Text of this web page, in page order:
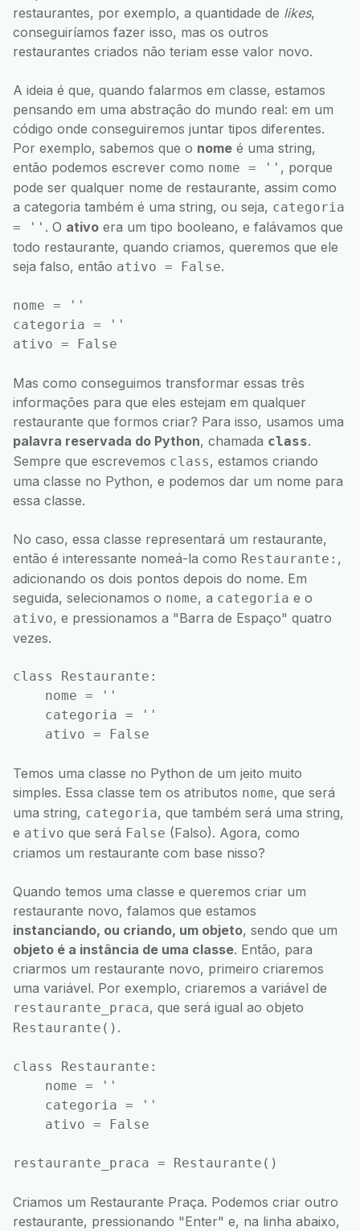
restaurantes, por exemplo, a quantidade de likes,
conseguiríamos fazer isso, mas os outros
restaurantes criados não teriam esse valor novo.
A ideia é que, quando falarmos em classe, estamos
pensando em uma abstração do mundo real: em um
código onde conseguiremos juntar tipos diferentes.
Por exemplo, sabemos que o nome é uma string,
então podemos escrever como nome = '' , porque
pode ser qualquer nome de restaurante, assim como
a categoria também é uma string, ou seja, categoria
= '' . O ativo era um tipo booleano, e falávamos que
todo restaurante, quando criamos, queremos que ele
seja falso, então ativo = False.
nome = ''
categoria = ''
Mas como conseguimos transformar essas três
informações para que eles estejam em qualquer
restaurante que formos criar? Para isso, usamos uma
palavra reservada do Python, chamada class.
Sempre que escrevemos class, estamos criando
uma classe no Python, e podemos dar um nome para
essa classe.
No caso, essa classe representará um restaurante,
então é interessante nomeá-la como Restaurante: ,
adicionando os dois pontos depois do nome. Em
seguida, selecionamos o nome, a categoria e o
ativo, e pressionamos a "Barra de Espaço" quatro
vezes.
class Restaurante:
    nome = ''
    categoria = ''
Temos uma classe no Python de um jeito muito
simples. Essa classe tem os atributos nome, que será
uma string, categoria, que também será uma string,
e ativo que será False (Falso). Agora, como
criamos um restaurante com base nisso?
Quando temos uma classe e queremos criar um
restaurante novo, falamos que estamos
instanciando, ou criando, um objeto, sendo que um
objeto é a instância de uma classe. Então, para
criarmos um restaurante novo, primeiro criaremos
uma variável. Por exemplo, criaremos a variável de
restaurante_praca, que será igual ao objeto
Restaurante() .
class Restaurante:
    nome = ''
    categoria = ''
    ativo = False
Criamos um Restaurante Praça. Podemos criar outro
restaurante, pressionando "Enter" e, na linha abaixo,